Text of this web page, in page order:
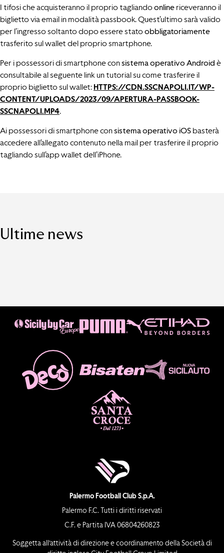
I tifosi che acquisteranno il proprio tagliandoonline riceveranno il
biglietto via email in modalità passbook. Quest’ultimo sarà valido
per l’ingresso soltanto dopo essere statoobbligatoriamente
trasferito sul wallet del proprio smartphone.
Per i possessori di smartphone consistema operativo Android è
consultabile al seguente link un tutorial su come trasferire il
proprio biglietto sul wallet: HTTPS://CDN.SSCNAPOLI.IT/WP-
CONTENT/UPLOADS/2023/09/APERTURA-PASSBOOK-
SSCNAPOLI.MP4.
Ai possessori di smartphone consistema operativo iOS basterà
accedere all’allegato contenuto nella mail per trasferire il proprio
tagliando sull’app wallet dell’iPhone.
Ultime news
Palermo Football Club S.p.A.
Palermo F.C. Tutti i diritti riservati
C.F. e Partita IVA 06804260823
Soggetta all’attività di direzione e coordinamento della Società di